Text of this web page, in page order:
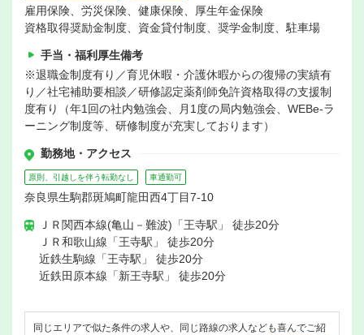
雇用保険、労災保険、健康保険、厚生年金保険
資格取得奨励金制度、資金貸付制度、奨学金制度、駐車場
手当・福利厚生備考
※退職金制度有り／育児休暇・介護休暇からの復帰の実績有
り／社宅補助要相談／研修認定薬剤師免許資格取得の支援制
度有り（年1回の社内勉強会、月1度の局内勉強会、WEBe-ラ
ーニング制度等、研修制度が充実しております）
勤務地・アクセス
原則、引越しを伴う転勤なし 車通勤可
奈良県生駒郡斑鳩町龍田西4丁目7-10
ＪＲ関西本線(亀山－難波)「王寺駅」 徒歩20分
ＪＲ和歌山線「王寺駅」 徒歩20分
近鉄生駒線「王寺駅」 徒歩20分
近鉄田原本線「新王寺駅」 徒歩20分
同じエリアで似た条件の求人や、同じ路線の求人なども喜んでご紹